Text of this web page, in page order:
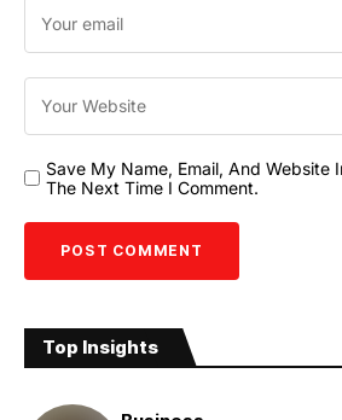
Save My Name, Email, And Website
The Next Time I Comment.
Top Insights